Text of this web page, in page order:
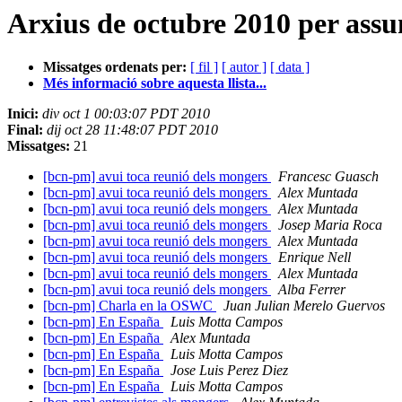
Arxius de octubre 2010 per
Missatges ordenats per: [ fil ] [ autor ] [ data ]
Més informació sobre aquesta llista...
Inici: div oct 1 00:03:07 PDT 2010
Final: dij oct 28 11:48:07 PDT 2010
Missatges: 21
[bcn-pm] avui toca reunió dels mongers
Francesc Guasch
[bcn-pm] avui toca reunió dels mongers
Alex Muntada
[bcn-pm] avui toca reunió dels mongers
Alex Muntada
[bcn-pm] avui toca reunió dels mongers
Josep Maria Roca
[bcn-pm] avui toca reunió dels mongers
Alex Muntada
[bcn-pm] avui toca reunió dels mongers
Enrique Nell
[bcn-pm] avui toca reunió dels mongers
Alex Muntada
[bcn-pm] avui toca reunió dels mongers
Alba Ferrer
[bcn-pm] Charla en la OSWC
Juan Julian Merelo Guervos
[bcn-pm] En España
Luis Motta Campos
[bcn-pm] En España
Alex Muntada
[bcn-pm] En España
Luis Motta Campos
[bcn-pm] En España
Jose Luis Perez Diez
[bcn-pm] En España
Luis Motta Campos